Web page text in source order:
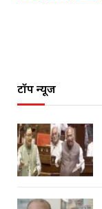
p
p
o
o
k
टॉप न्यूज